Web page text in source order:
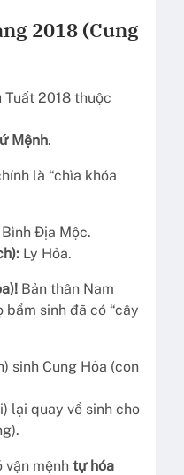
2018 (Cung
Tuất 2018 thuộc
Mệnh.
là “chìa khóa
Bình Địa Mộc.
Ly Hỏa.
Bản thân Nam
bẩm sinh đã có “cây
sinh Cung Hỏa (con
lại quay về sinh cho
vận mệnh tự hóa